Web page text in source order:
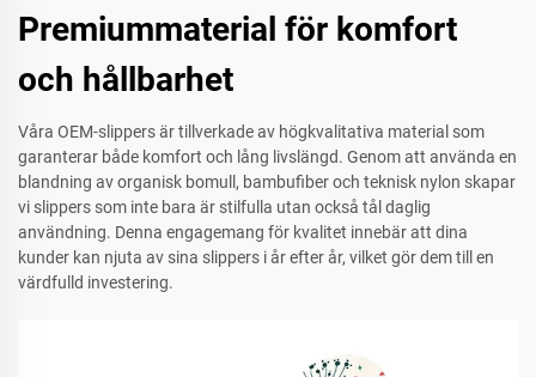
Premiummaterial för komfort
och hållbarhet
Våra OEM-slippers är tillverkade av högkvalitativa material som
garanterar både komfort och lång livslängd. Genom att använda en
blandning av organisk bomull, bambufiber och teknisk nylon skapar
vi slippers som inte bara är stilfulla utan också tål daglig
användning. Denna engagemang för kvalitet innebär att dina
kunder kan njuta av sina slippers i år efter år, vilket gör dem till en
värdfulld investering.